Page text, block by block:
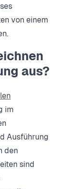
von einem
aus?
im
Ausführung
den
sind